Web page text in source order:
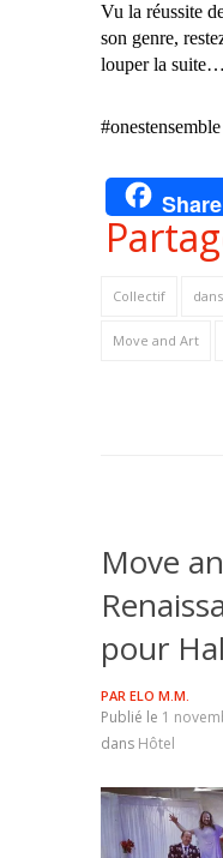
Vu la réussite
son genre,
louper la suite…
#onestensemble
Share
Collectif
Move and Art
Move
pour
PAR ELO M.M.
Publié le 1
dans Hôtel